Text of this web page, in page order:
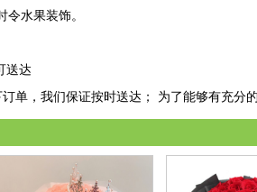
水果装饰。
送达
，我们保证按时送达； 为了能够有充分